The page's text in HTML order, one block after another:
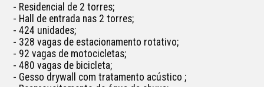
- Residencial de 2 torres;
- Hall de entrada nas 2 torres;
- 424 unidades;
- 328 vagas de estacionamento rotativo;
- 92 vagas de motocicletas;
- 480 vagas de bicicleta;
- Gesso drywall com tratamento acústico ;